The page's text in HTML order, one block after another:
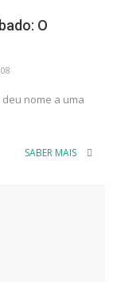
O
nome a uma
SABER MAIS